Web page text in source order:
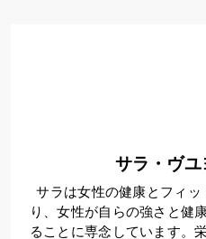
サラ・ヴ
サラは女性の健康とフィ
り、女性が自らの強さと健
ることに専念しています。